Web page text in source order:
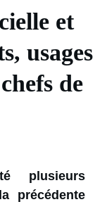
et
usages
de
plusieurs
précédente